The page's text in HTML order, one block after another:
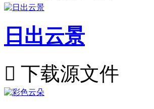
日出云景
 下载源文件